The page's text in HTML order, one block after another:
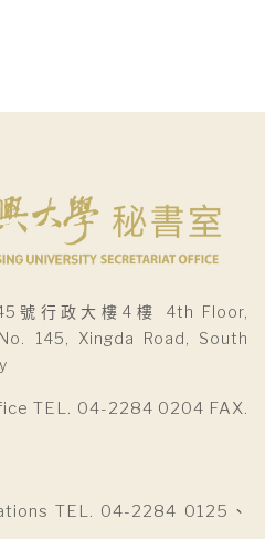
號行政大樓4樓 4th Floor,
145, Xingda Road, South
TEL. 04-2284 0204 FAX.
TEL. 04-2284 0125、